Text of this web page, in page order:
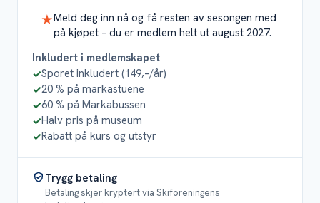
★Meld deg inn nå og få resten av sesongen med
på kjøpet – du er medlem helt ut august 2027.
Inkludert i medlemskapet
✓Sporet inkludert (149,–/år)
✓20 % på markastuene
✓60 % på Markabussen
✓Halv pris på museum
✓Rabatt på kurs og utstyr
Trygg betaling
Betaling skjer kryptert via Skiforeningens